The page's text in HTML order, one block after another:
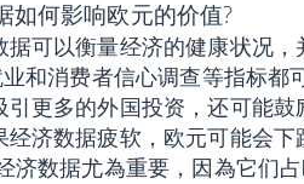
如何影响欧元的价值?
据可以衡量经济的健康状况
和消费者信心调查等指标都
引更多的外国投资，还可能
经济数据疲软，欧元可能会
济数据尤為重要，因為它们占